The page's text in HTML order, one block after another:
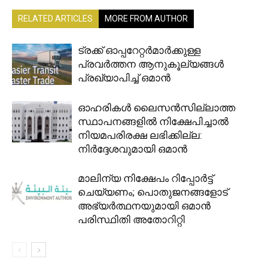
RELATED ARTICLES MORE FROM AUTHOR
ട്രക്ക് ഓപ്പറേറ്റർമാർക്കുള്ള
പ്രവർത്തന ആനുകൂല്യങ്ങൾ
പ്രഖ്യാപിച്ച് ഒമാൻ
ഓഹരികൾ ലൈസൻസില്ലാത്ത
സ്ഥാപനങ്ങളിൽ നിക്ഷേപിച്ചാൽ
നിയമപരിരക്ഷ ലഭിക്കില്ല:
നിർദ്ദേശവുമായി ഒമാൻ
മാലിന്യ നിക്ഷേപം റിപ്പോർട്ട്
ചെയ്യണം; പൊതുജനങ്ങളോട്
അഭ്യർത്ഥനയുമായി ഒമാൻ
പരിസ്ഥിതി അതോറിറ്റി